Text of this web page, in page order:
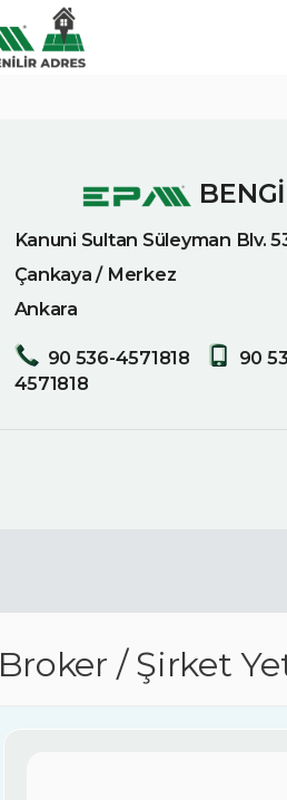
Kanuni Sultan Süleyman Blv.
Çankaya / Merkez
Ankara
90 536-4571818 90
4571818
Broker / Şirket